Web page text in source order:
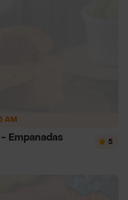
AM
Empanadas 5